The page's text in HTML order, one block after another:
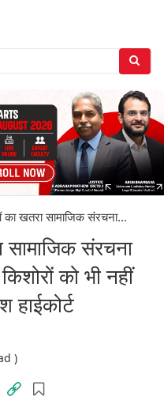
का खतरा सामाजिक संरचना...
संरचना
को भी नहीं
हाईकोर्ट
)